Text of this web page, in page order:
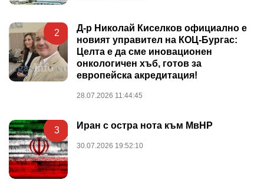
2
Д-р Николай Киселков официално е
новият управител на КОЦ-Бургас:
Целта е да сме иновационен
онкологичен хъб, готов за
европейска акредитация!
28.07.2026 11:44:45
3 Иран с остра нота към МвНР
30.07.2026 19:52:10